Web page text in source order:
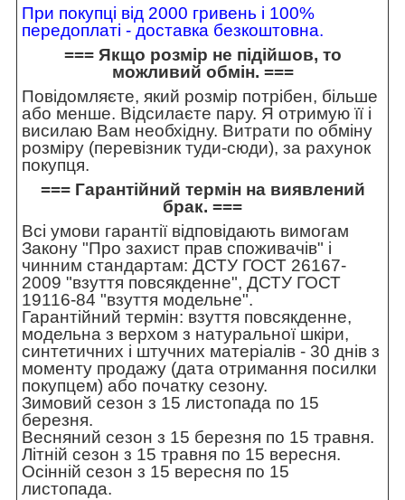
При покупці від 2000 гривень і 100%
передоплаті - доставка безкоштовна.
=== Якщо розмір не підійшов, то
можливий обмін. ===
Повідомляєте, який розмір потрібен, більше
або менше. Відсилаєте пару. Я отримую її і
висилаю Вам необхідну. Витрати по обміну
розміру (перевізник туди-сюди), за рахунок
покупця.
=== Гарантійний термін на виявлений
брак. ===
Всі умови гарантії відповідають вимогам
Закону "Про захист прав споживачів" і
чинним стандартам: ДСТУ ГОСТ 26167-
2009 "взуття повсякденне", ДСТУ ГОСТ
19116-84 "взуття модельне".
Гарантійний термін: взуття повсякденне,
модельна з верхом з натуральної шкіри,
синтетичних і штучних матеріалів - 30 днів з
моменту продажу (дата отримання посилки
покупцем) або початку сезону.
Зимовий сезон з 15 листопада по 15
березня.
Весняний сезон з 15 березня по 15 травня.
Літній сезон з 15 травня по 15 вересня.
Осінній сезон з 15 вересня по 15
листопада.